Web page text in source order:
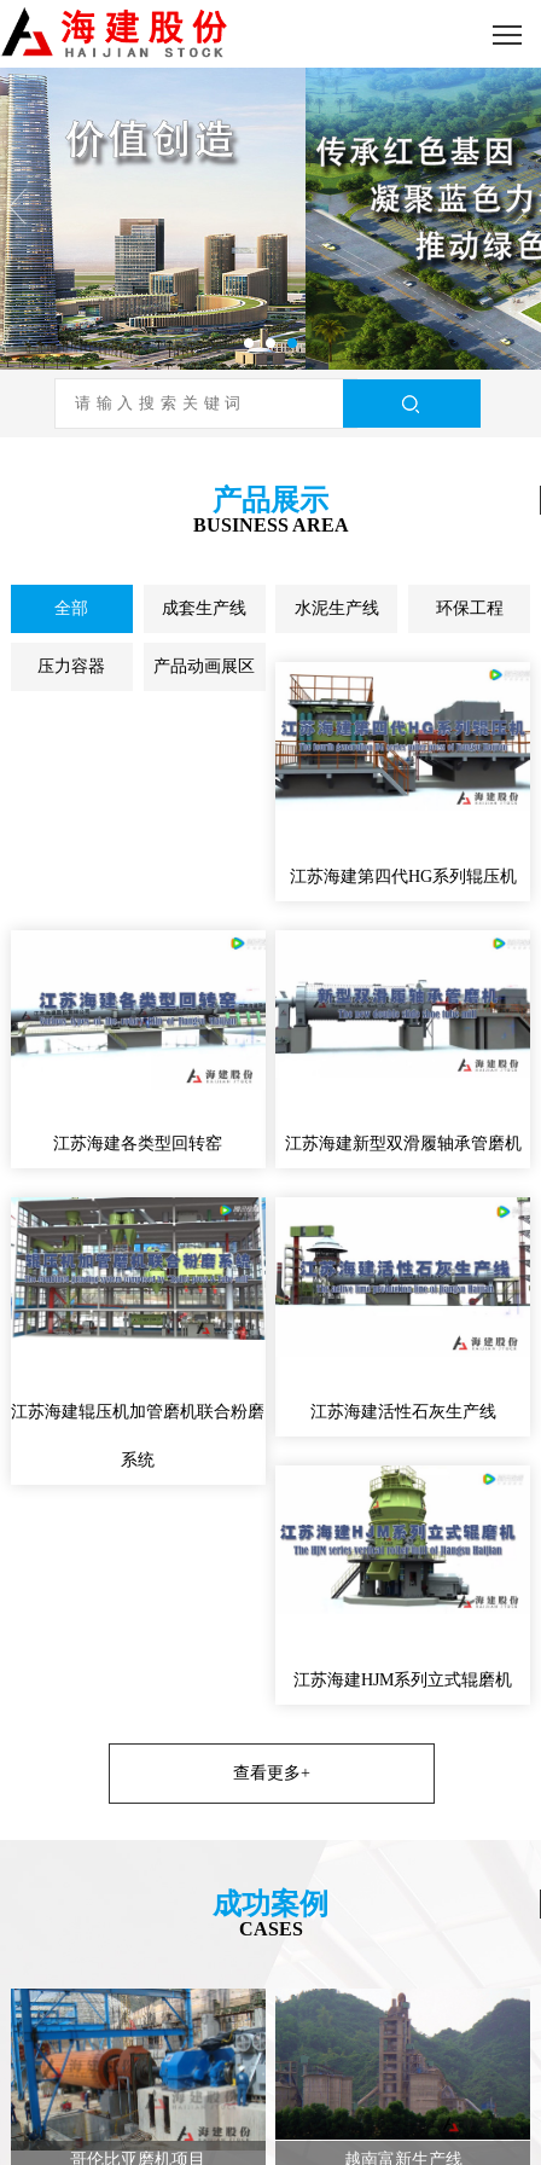
产品展示
BUSINESS AREA
全部 成套生产线 水泥生产线 环保工程
压力容器 产品动画展区
江苏海建第四代HG系列辊压机
江苏海建各类型回转窑 江苏海建新型双滑履轴承管磨机
江苏海建辊压机加管磨机联合粉磨
系统
江苏海建活性石灰生产线
江苏海建HJM系列立式辊磨机
查看更多+
成功案例
CASES
哥伦比亚磨机项目 越南富新生产线